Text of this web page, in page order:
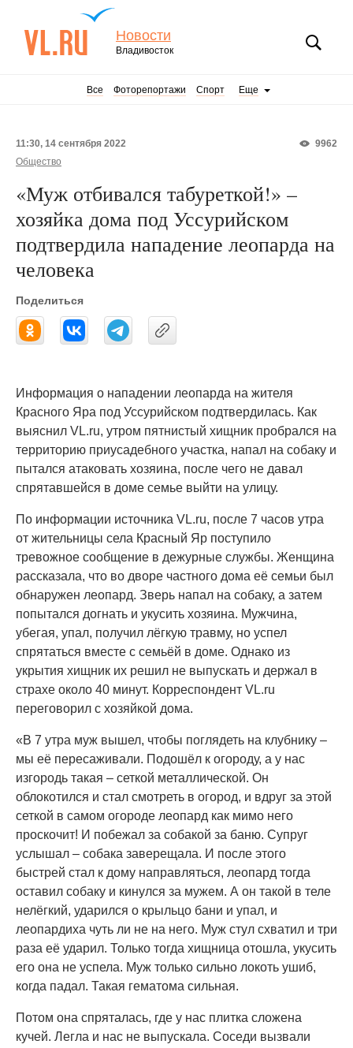
Новости
Владивосток
Все Фоторепортажи Спорт Еще
9962
11:30, 14 сентября 2022
Общество
«Муж отбивался табуреткой!» –
хозяйка дома под Уссурийском
подтвердила нападение леопарда на
человека
Поделиться
Информация о нападении леопарда на жителя
Красного Яра под Уссурийском подтвердилась. Как
выяснил VL.ru, утром пятнистый хищник пробрался на
территорию приусадебного участка, напал на собаку и
пытался атаковать хозяина, после чего не давал
спрятавшейся в доме семье выйти на улицу.
По информации источника VL.ru, после 7 часов утра
от жительницы села Красный Яр поступило
тревожное сообщение в дежурные службы. Женщина
рассказала, что во дворе частного дома её семьи был
обнаружен леопард. Зверь напал на собаку, а затем
попытался догнать и укусить хозяина. Мужчина,
убегая, упал, получил лёгкую травму, но успел
спрятаться вместе с семьёй в доме. Однако из
укрытия хищник их решил не выпускать и держал в
страхе около 40 минут. Корреспондент VL.ru
переговорил с хозяйкой дома.
«В 7 утра муж вышел, чтобы поглядеть на клубнику –
мы её пересаживали. Подошёл к огороду, а у нас
изгородь такая – сеткой металлической. Он
облокотился и стал смотреть в огород, и вдруг за этой
сеткой в самом огороде леопард как мимо него
проскочит! И побежал за собакой за баню. Супруг
услышал – собака заверещала. И после этого
быстрей стал к дому направляться, леопард тогда
оставил собаку и кинулся за мужем. А он такой в теле
нелёгкий, ударился о крыльцо бани и упал, и
леопардиха чуть ли не на него. Муж стул схватил и три
раза её ударил. Только тогда хищница отошла, укусить
его она не успела. Муж только сильно локоть ушиб,
когда падал. Такая гематома сильная.
Потом она спряталась, где у нас плитка сложена
кучей. Легла и нас не выпускала. Соседи вызвали